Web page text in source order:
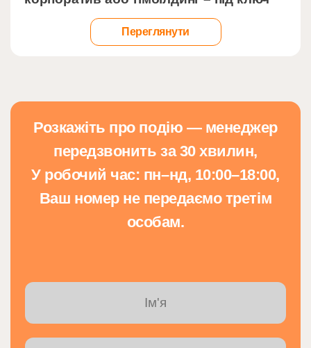
Переглянути
Розкажіть про подію — менеджер
передзвонить за 30 хвилин,
У робочий час: пн–нд, 10:00–18:00,
Ваш номер не передаємо третім
особам.